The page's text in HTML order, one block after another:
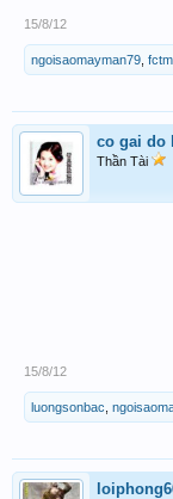
15/8/12
ngoisaomayman79
co gai do
Thần Tài
15/8/12
luongsonbac